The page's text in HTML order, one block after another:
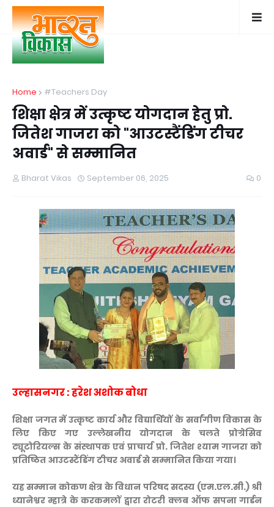
Home #Teachers Day
शिक्षा क्षेत्र में उत्कृष्ट योगदान हेतु प्रो.
जितेश गाजरा को "आउटस्टैंडिंग टीचर
अवार्ड" से सम्मानित
Bharat Vikas September 06, 2025 0
उल्हासनगर : हरेश अशोक बोधा
शिक्षा जगत में उत्कृष्ट कार्य और विद्यार्थियों के सर्वांगीण विकास के
लिए किए गए उल्लेखनीय योगदान के चलते प्रोग्रेसिव
ट्यूटोरियल्स के संस्थापक एवं प्राचार्य प्रो. जितेश श्याम गाजरा को
प्रतिष्ठित आउटस्टैंडिंग टीचर अवार्ड से सम्मानित किया गया।
यह सम्मान कोकण क्षेत्र के विधान परिषद सदस्य (एम.एल.सी.) श्री
ध्यानेश्वर म्हात्रे के करकमलों द्वारा रोटरी क्लब ऑफ सपना गार्डन